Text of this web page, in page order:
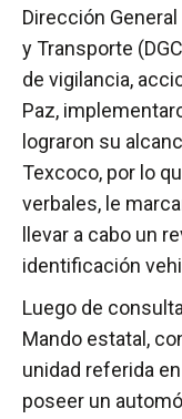
Dirección
y Transporte
de vigilancia,
Paz,
lograron su
Texcoco, por lo
verbales, le
llevar a cabo un
identificación
Luego de
Mando estatal,
unidad referida
poseer un